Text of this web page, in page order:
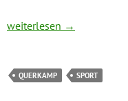
Hallenfußballmeister 2015
weiterlesen →
QUERKAMP SPORT